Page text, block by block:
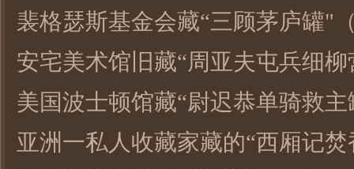
裴格瑟斯基金会藏“三顾茅庐罐"
安宅美术馆旧藏“周亚夫屯兵细
美国波士顿馆藏“尉迟恭单骑救
亚洲一私人收藏家藏的“西厢记